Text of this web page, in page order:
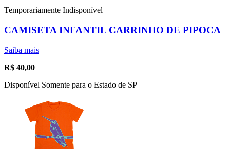
Temporariamente Indisponível
CAMISETA INFANTIL CARRINHO DE PIPOCA
Saiba mais
R$ 40,00
Disponível Somente para o Estado de SP